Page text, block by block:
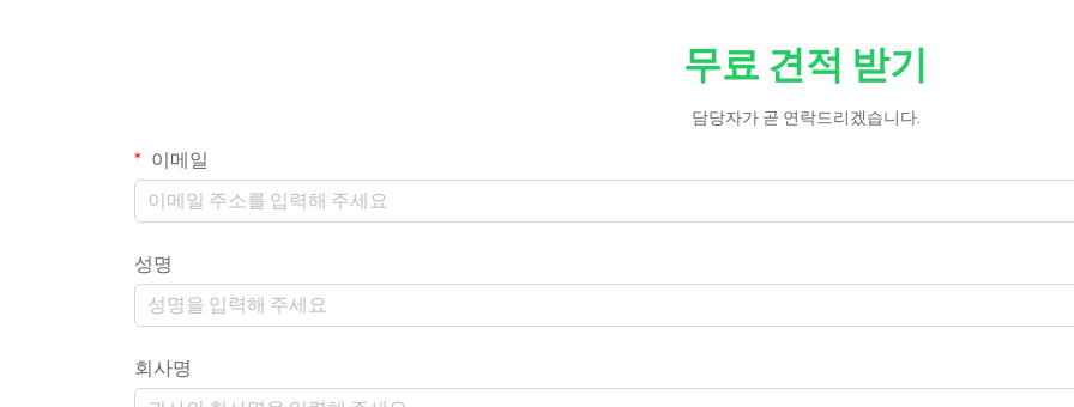
무료 견적 받기
담당자가 곧 연락드리겠습니다.
이메일
성명
회사명